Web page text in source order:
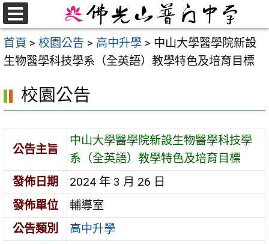
跳
至
主
要
首頁 > 校園公告 > 高中升學 > 中山大學醫學院新設
生物醫學科技學系（全英語）教學特色及培育目標
校園公告
公告主旨
中山大學醫學院新設生物醫學科技學
系（全英語）教學特色及培育目標
發佈日期
2024 年 3 月 26 日
發佈單位
輔導室
公告類別
高中升學
選
單